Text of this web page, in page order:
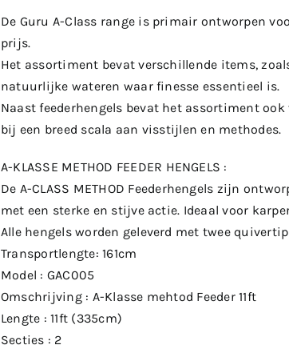
De Guru A-Class range is primair ontworpen
prijs.
Het assortiment bevat verschillende items,
natuurlijke wateren waar finesse essentieel is.
Naast feederhengels bevat het assortiment
bij een breed scala aan visstijlen en methodes.
A-KLASSE METHOD FEEDER HENGELS :
De A-CLASS METHOD Feederhengels zijn
met een sterke en stijve actie. Ideaal voor
Alle hengels worden geleverd met twee
Transportlengte: 161cm
Model : GAC005
Omschrijving : A-Klasse mehtod Feeder 11ft
Lengte : 11ft (335cm)
Secties : 2